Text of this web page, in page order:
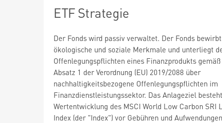
ETF Strategie
Der Fonds wird passiv verwaltet. Der Fonds bewirbt
ökologische und soziale Merkmale und unterliegt
Offenlegungspflichten eines Finanzprodukts
Absatz 1 der Verordnung (EU) 2019/2088 über
nachhaltigkeitsbezogene Offenlegungspflichten im
Finanzdienstleistungssektor. Das Anlageziel
Wertentwicklung des MSCI World Low Carbon SRI
Index (der "Index") vor Gebühren und Aufwendungen